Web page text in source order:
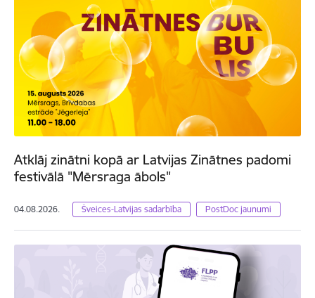
Atklāj zinātni kopā ar Latvijas Zinātnes padomi
festivālā "Mērsraga ābols"
04.08.2026. Šveices-Latvijas sadarbība PostDoc jaunumi